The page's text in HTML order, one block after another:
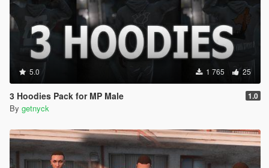
5.0 1 765 25
3 Hoodies Pack for MP Male 1.0
By getnyck